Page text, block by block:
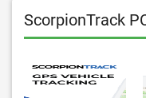
ScorpionTrack